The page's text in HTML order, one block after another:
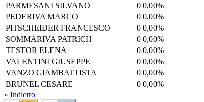
PARMESANI SILVANO
0 0,00%
PEDERIVA MARCO
0 0,00%
PITSCHEIDER FRANCESCO
0 0,00%
SOMMARIVA PATRICH
0 0,00%
TESTOR ELENA
0 0,00%
VALENTINI GIUSEPPE
0 0,00%
VANZO GIAMBATTISTA
0 0,00%
BRUNEL CESARE
0 0,00%
« Indietro